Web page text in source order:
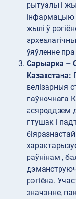
рытуалы і
інфармацыю
жылі ў
ўяўленне
Сарыарка –
Казахстана:
велізарныя
паўночнага
асяроддзем
птушак і
раўнінамі,
рэгіёна.
значэнне,